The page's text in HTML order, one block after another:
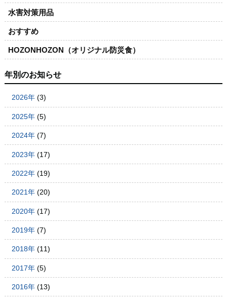
水害対策用品
おすすめ
HOZONHOZON（オリジナル防災食）
年別のお知らせ
2026年(3)
2025年(5)
2024年(7)
2023年(17)
2022年(19)
2021年(20)
2020年(17)
2019年(7)
2018年(11)
2017年(5)
2016年(13)